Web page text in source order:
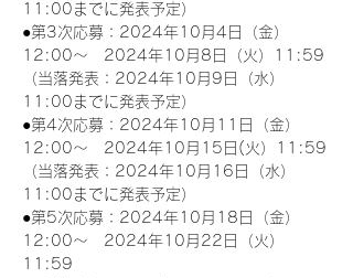
11:00までに発表予定）
●第3次応募：2024年10月4日（金）
12:00～　2024年10月8日（火）11:59
（当落発表：2024年10月9日（水）
11:00までに発表予定）
●第4次応募：2024年10月11日（金）
12:00～　2024年10月15日(火）11:59
（当落発表：2024年10月16日（水）
11:00までに発表予定）
●第5次応募：2024年10月18日（金）
12:00～　2024年10月22日（火）
11:59